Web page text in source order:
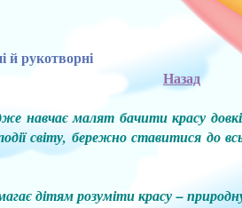
й рукотворні
Назад
навчає малят бачити красу
світу, бережно ставитися до
дітям розуміти красу –